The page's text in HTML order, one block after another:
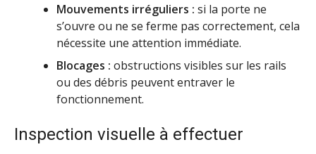
Mouvements irréguliers : si la porte ne
s’ouvre ou ne se ferme pas correctement, cela
nécessite une attention immédiate.
Blocages : obstructions visibles sur les rails
ou des débris peuvent entraver le
fonctionnement.
Inspection visuelle à effectuer